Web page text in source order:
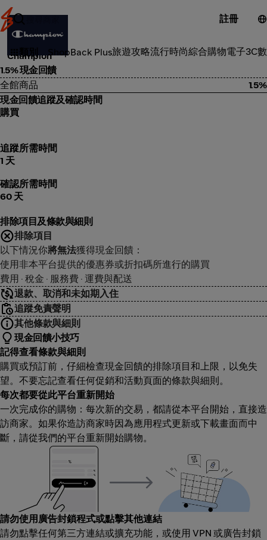
註冊
ShopBack Plus旅遊攻略流行時尚綜合購物電子3C
流行時尚
Champion
1.5% 現金回饋
全館商品
1.5%
現金回饋追蹤及確認時間
購買
追蹤所需時間
1 天
確認所需時間
60 天
排除項目及條款與細則
排除項目
以下情況你將無法獲得現金回饋：
使用非本平台提供的優惠券或折扣碼所進行的購買
費用 · 稅金 · 服務費 · 運費與配送
退款、取消和未如期入住
追蹤免責聲明
其他條款與細則
現金回饋小技巧
記得查看條款與細則
購買或預訂前，仔細檢查現金回饋的排除項目和上限，以免失
望。不要忘記查看任何促銷和活動頁面的條款與細則。
每次都要從此平台重新開始
一次完成你的購物：每次新的交易，都請從本平台開始，直接造
訪商家。如果你造訪商家時因為應用程式更新或下載畫面而中
斷，請從我們的平台重新開始購物。
請勿使用廣告封鎖程式或點擊其他連結
請勿點擊任何第三方連結或擴充功能，或使用 VPN 或廣告封鎖